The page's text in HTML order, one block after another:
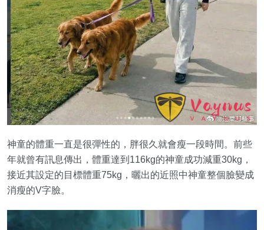
神童的體重一直是很彈性的，胖很久就會瘦一段時間。前些
年就曾有訊息傳出，體重達到116kg的神童成功減重30kg，
接近其設定的目標體重75kg，曬出的近照中神童整個臉變成
消瘦的V字臉。